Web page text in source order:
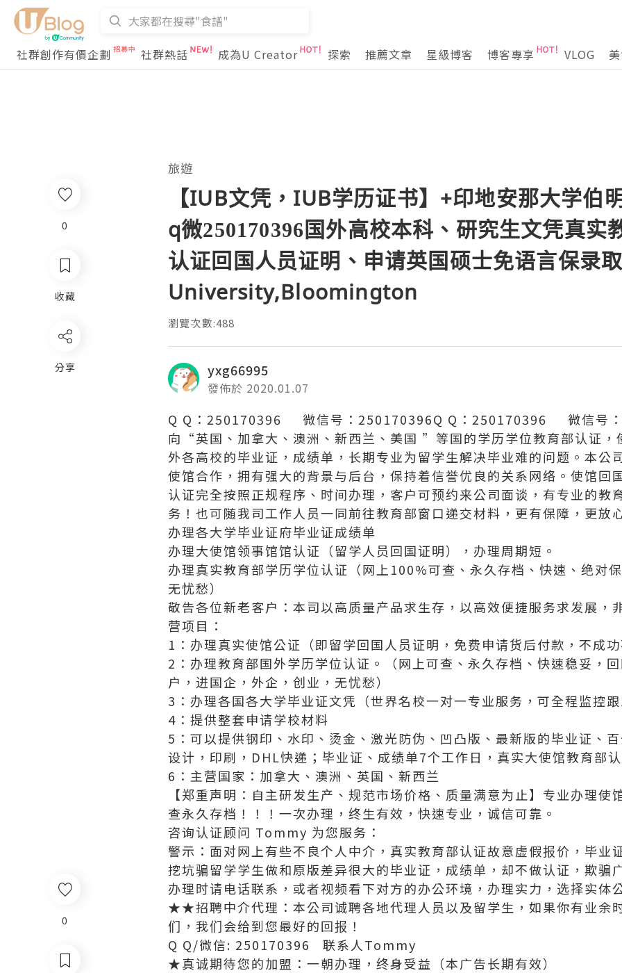
社群創作有價企劃
社群熱話 成為U Creator 探索 推薦文章 星級博客 博客專享 VLOG
0
旅遊
【IUB文凭，IUB学历证书】+印地安那大学伯
q微250170396国外高校本科、研究生文凭真实
认证回国人员证明、申请英国硕士免语言保录
University,Bloomington
瀏覽次數:488
yxg66995
發佈於 2020.01.07
Q Q：250170396 微信号：250170396Q Q：250170396 微信号：
向“英国、加拿大、澳洲、新西兰、美国 ”等国的学历学位教育部认证，
外各高校的毕业证，成绩单，长期专业为留学生解决毕业难的问题。本公
使馆合作，拥有强大的背景与后台，保持着信誉优良的关系网络。使馆回
认证完全按照正规程序、时间办理，客户可预约来公司面谈，有专业的教
务！也可随我司工作人员一同前往教育部窗口递交材料，更有保障，更放
办理各大学毕业证府毕业证成绩单
办理大使馆领事馆馆认证（留学人员回国证明），办理周期短。
办理真实教育部学历学位认证（网上100%可查、永久存档、快速、绝对
无忧愁）
敬告各位新老客户：本司以高质量产品求生存，以高效便捷服务求发展，
营项目：
1：办理真实使馆公证（即留学回国人员证明，免费申请货后付款，不成功
2：办理教育部国外学历学位认证。（网上可查、永久存档、快速稳妥，
户，进国企，外企，创业，无忧愁）
3：办理各国各大学毕业证文凭（世界名校一对一专业服务，可全程监控跟
4：提供整套申请学校材料
5：可以提供钢印、水印、烫金、激光防伪、凹凸版、最新版的毕业证、
设计，印刷，DHL快递；毕业证、成绩单7个工作日，真实大使馆教育部认
6：主营国家：加拿大、澳洲、英国、新西兰
【郑重声明：自主研发生产、规范市场价格、质量满意为止】专业办理使
查永久存档！！！一次办理，终生有效，快速专业，诚信可靠。
咨询认证顾问 Tommy 为您服务：
警示：面对网上有些不良个人中介，真实教育部认证故意虚假报价，毕业
挖坑骗留学学生做和原版差异很大的毕业证，成绩单，却不做认证，欺骗
办理时请电话联系，或者视频看下对方的办公环境，办理实力，选择实体
★★招聘中介代理：本公司诚聘各地代理人员以及留学生，如果你有业余
们，我们会给到您最好的回报！
Q Q/微信: 250170396 联系人Tommy
★真诚期待您的加盟：一朝办理，终身受益（本广告长期有效）
0
收藏
分享